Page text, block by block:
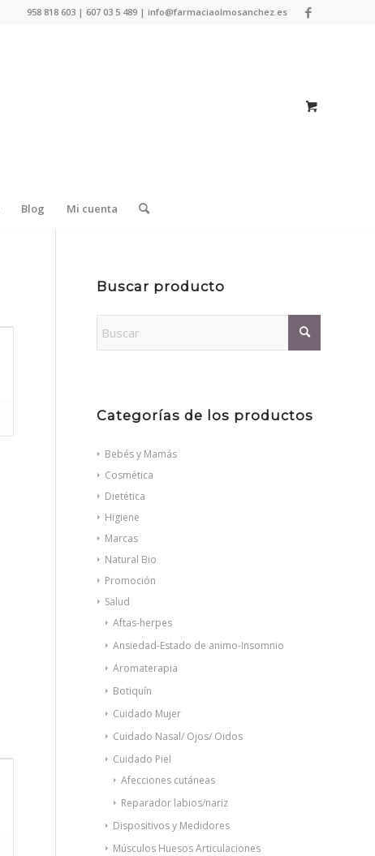
958 818 603 | 607 03 5 489 | info@farmaciaolmosanchez.es
Blog Mi cuenta
Buscar producto
Categorías de los productos
Bebés y Mamás
Cosmética
Dietética
Higiene
Marcas
Natural Bio
Promoción
Salud
Aftas-herpes
Ansiedad-Estado de animo-Insomnio
Aromaterapia
Botiquín
Cuidado Mujer
Cuidado Nasal/ Ojos/ Oidos
Cuidado Piel
Afecciones cutáneas
Reparador labios/nariz
Dispositivos y Medidores
Músculos Huesos Articulaciones